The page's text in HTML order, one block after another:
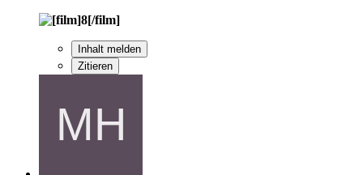
Inhalt melden
Zitieren